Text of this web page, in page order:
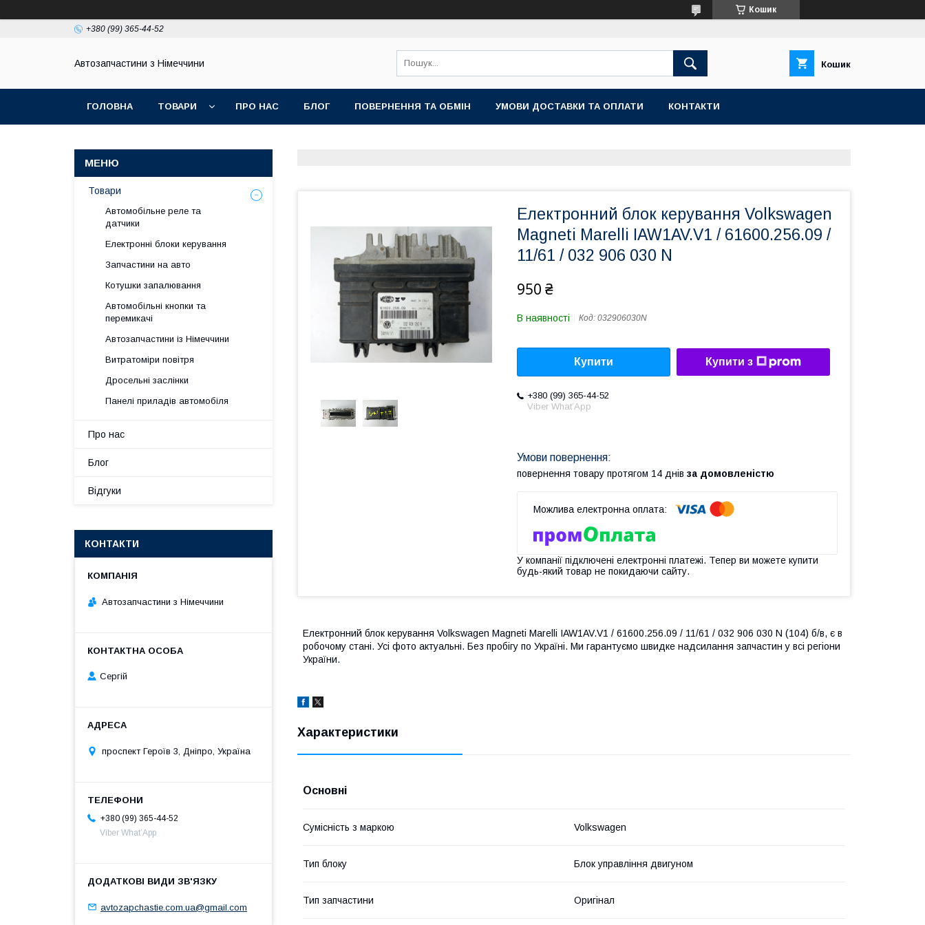
Кошик
+380 (99) 365-44-52
Автозапчастини з Німеччини Кошик
ГОЛОВНА ТОВАРИ ПРО НАС БЛОГ ПОВЕРНЕННЯ ТА ОБМІН УМОВИ ДОСТАВКИ ТА ОПЛАТИ КОНТАКТИ
Електронний блок керування Volkswagen
Magneti Marelli IAW1AV.V1 / 61600.256.09 /
11/61 / 032 906 030 N
950 ₴
В наявності Код: 032906030N
Купити Купити з
+380 (99) 365-44-52
Viber What’App
повернення товару протягом 14 днів за домовленістю
У компанії підключені електронні платежі. Тепер ви можете купити
будь-який товар не покидаючи сайту.
Електронний блок керування Volkswagen Magneti Marelli IAW1AV.V1 / 61600.256.09 / 11/61 / 032 906 030 N (104) б/в, є в
робочому стані. Усі фото актуальні. Без пробігу по Україні. Ми гарантуємо швидке надсилання запчастин у всі регіони
України.
Характеристики
Основні
Сумісність з маркою Volkswagen
Тип блоку Блок управління двигуном
Тип запчастини Оригінал
Товари
Автомобільне реле та
датчики
Електронні блоки керування
Запчастини на авто
Котушки запалювання
Автомобільні кнопки та
перемикачі
Автозапчастини із Німеччини
Витратоміри повітря
Дросельні заслінки
Панелі приладів автомобіля
Про нас
Блог
Відгуки
КОНТАКТИ
Автозапчастини з Німеччини
Сергій
проспект Героїв 3, Дніпро, Україна
+380 (99) 365-44-52
Viber What’App
avtozapchastie.com.ua@gmail.com